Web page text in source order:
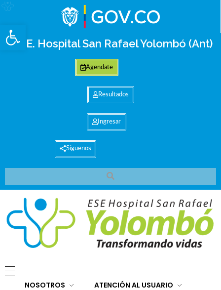
Abrir barra de herramientas
E.S.E. Hospital San Rafael Yolombó (Ant)
Agendate
Resultados
Ingresar
Síguenos
NOSOTROS
ATENCIÓN AL USUARIO